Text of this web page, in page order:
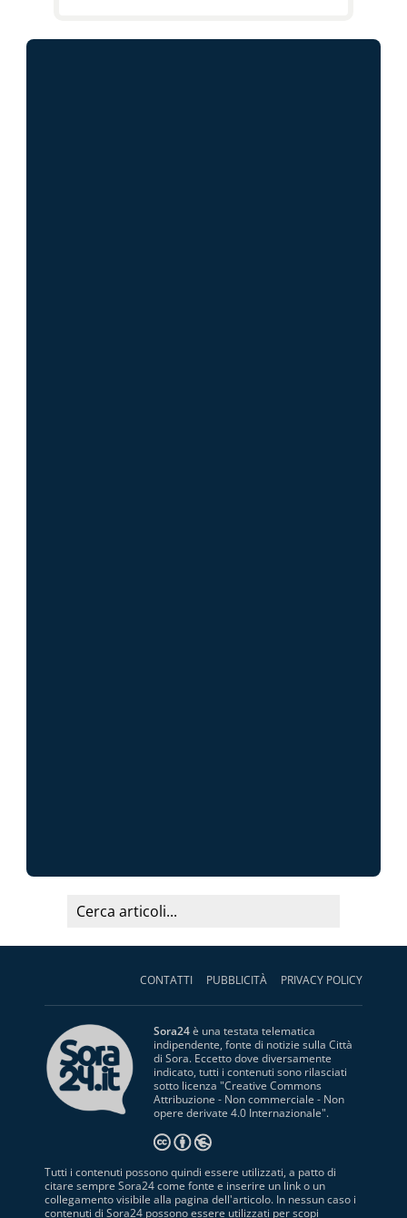
CONTATTI PUBBLICITÀ PRIVACY POLICY
Sora24è una testata telematica
indipendente, fonte di notizie sulla Città
di Sora. Eccetto dove diversamente
indicato, tutti i contenuti sono rilasciati
sotto licenza "Creative Commons
Attribuzione - Non commerciale - Non
opere derivate 4.0 Internazionale".
Tutti i contenuti possono quindi essere utilizzati, a patto di
citare sempre Sora24 come fonte e inserire un link o un
collegamento visibile alla pagina dell'articolo. In nessun caso i
contenuti di Sora24 possono essere utilizzati per scopi